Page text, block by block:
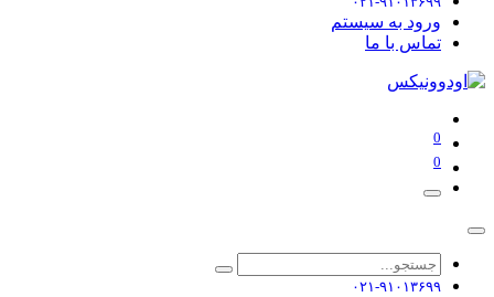
ورود به سیستم
تماس با ما
0
0
۰۲۱-۹۱۰۱۳۶۹۹